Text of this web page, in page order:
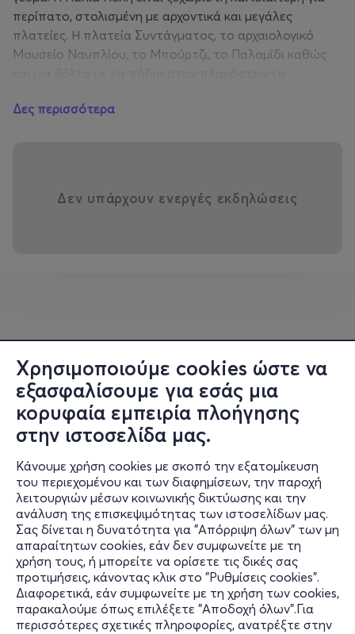
Χρησιμοποιούμε cookies ώστε να
εξασφαλίσουμε για εσάς μια
κορυφαία εμπειρία πλοήγησης
στην ιστοσελίδα μας.
Κάνουμε χρήση cookies με σκοπό την εξατομίκευση
του περιεχομένου και των διαφημίσεων, την παροχή
λειτουργιών μέσων κοινωνικής δικτύωσης και την
ανάλυση της επισκεψιμότητας των ιστοσελίδων μας.
Σας δίνεται η δυνατότητα για "Απόρριψη όλων" των μη
απαραίτητων cookies, εάν δεν συμφωνείτε με τη
χρήση τους, ή μπορείτε να ορίσετε τις δικές σας
προτιμήσεις, κάνοντας κλικ στο "Ρυθμίσεις cookies".
Διαφορετικά, εάν συμφωνείτε με τη χρήση των cookies,
παρακαλούμε όπως επιλέξετε "Αποδοχή όλων".Για
περισσότερες σχετικές πληροφορίες, ανατρέξτε στην
περίπατο, στολισμένη με αρχοντικά και μεγάλες
πλατείες. Η πλατεία Συντάγματος, το αρχαιολογικό
Μουσείο Ναυπλίου, το Μπούρτζι, το Παλαμίδι καθώς
κάνοντας τον γύρο της Αρβανιτιάς, είναι κάποιες από
Epiphany in Nafplio
Our departure point is at Larissa Station at 8:00 a.m., we
set off our excursion toNafplioto celebrate the Feast
of theEpiphany . We will have a short stop to get
some rest and coffee before continuing our journey
toward the historic town.
Upon arriving in Nafplio, we will take part in the Blessing
of the Waters ceremony, held at the seafront area at
point “P,” in the town’s port. Afterwards, we will have free
time both to wander through the festive atmosphere
that Nafplio has once again created for its visitors in the
Δες περισσότερα
Δεν υπάρχουν ενεργές εκδηλώσεις
Πληροφορίες
Υποστήριξη
Stay Connected